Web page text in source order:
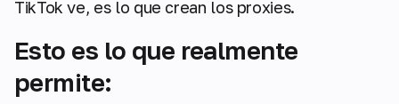
TikTok ve, es lo que crean los proxies.
Esto es lo que realmente
permite: